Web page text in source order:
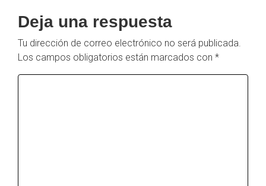
Deja una respuesta
Tu dirección de correo electrónico no será publicada.
Los campos obligatorios están marcados con *